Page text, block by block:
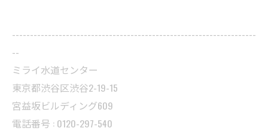
--------------------------------------------------------------------
--
ミライ水道センター
東京都渋谷区渋谷2-19-15
宮益坂ビルディング609
電話番号 : 0120-297-540